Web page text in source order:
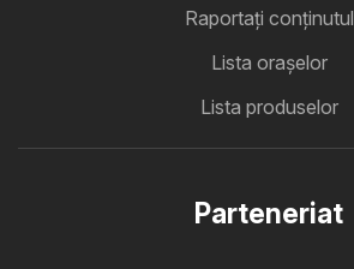
Raportați conținutul
Lista oraşelor
Lista produselor
Parteneriat